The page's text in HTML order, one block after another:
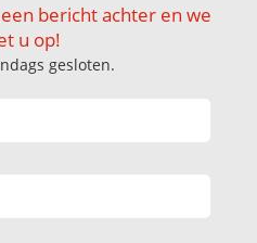
bericht achter en we
u op!
gesloten.